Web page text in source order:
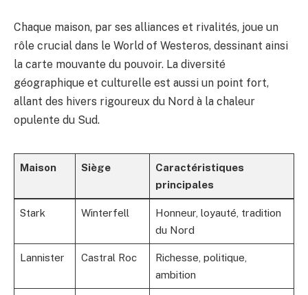
Chaque maison, par ses alliances et rivalités, joue un
rôle crucial dans le World of Westeros, dessinant ainsi
la carte mouvante du pouvoir. La diversité
géographique et culturelle est aussi un point fort,
allant des hivers rigoureux du Nord à la chaleur
opulente du Sud.
Maison Siège
Caractéristiques
principales
Stark Winterfell
Honneur, loyauté, tradition
du Nord
Lannister Castral Roc
Richesse, politique,
ambition